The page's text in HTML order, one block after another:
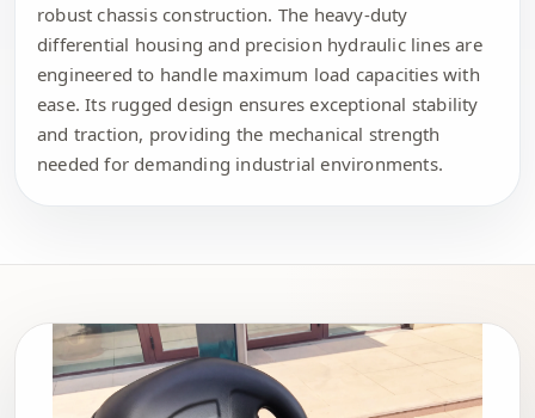
robust chassis construction. The heavy-duty
differential housing and precision hydraulic lines are
engineered to handle maximum load capacities with
ease. Its rugged design ensures exceptional stability
and traction, providing the mechanical strength
needed for demanding industrial environments.